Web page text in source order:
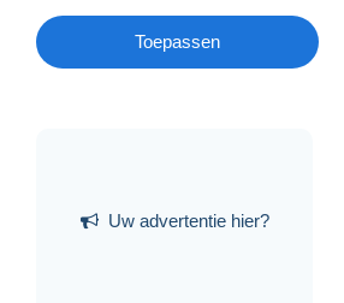
Toepassen
Uw advertentie hier?